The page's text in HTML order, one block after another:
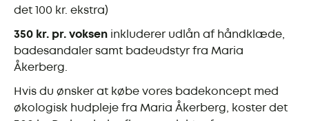
det 100 kr. ekstra)
350 kr. pr. voksen inkluderer udlån af håndklæde,
badesandaler samt badeudstyr fra Maria
Åkerberg.
Hvis du ønsker at købe vores badekoncept med
økologisk hudpleje fra Maria Åkerberg, koster det